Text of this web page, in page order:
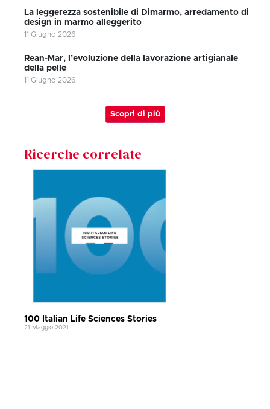
La leggerezza sostenibile di Dimarmo, arredamento di
design in marmo alleggerito
11 Giugno 2026
Rean-Mar, l’evoluzione della lavorazione artigianale
della pelle
11 Giugno 2026
Scopri di più
Ricerche correlate
100 Italian Life Sciences Stories
21 Maggio 2021